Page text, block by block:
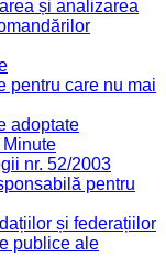
și analizarea
pentru care nu mai
adoptate
nr. 52/2003
pentru
și federațiilor
publice ale